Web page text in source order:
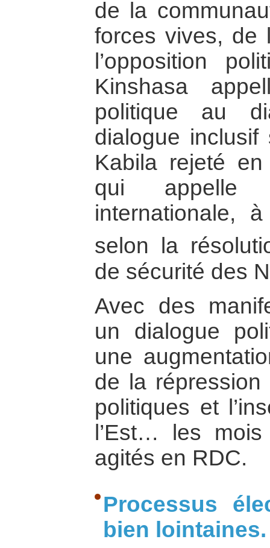
de la
forces vives, de
l’opposition
Kinshasa
politique au
dialogue
Kabila rejeté en
qui
internationale,
selon la
de sécurité des
Avec des
un dialogue
une
de la
politiques et
l’Est… les mois
agités en RDC.
Processus
bien lointaines.